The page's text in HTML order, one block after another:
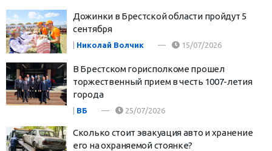
Дожинки в Брестской области пройдут 5
сентября
Николай Волчик 15/07/2026
В Брестском горисполкоме прошел
торжественный прием в честь 1007-летия
города
| ВБ 25/07/2026
Сколько стоит эвакуация авто и хранение
его на охраняемой стоянке?